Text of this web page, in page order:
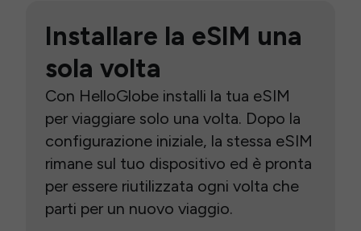
Installare la eSIM una
sola volta
Con HelloGlobe installi la tua eSIM
per viaggiare solo una volta. Dopo la
configurazione iniziale, la stessa eSIM
rimane sul tuo dispositivo ed è pronta
per essere riutilizzata ogni volta che
parti per un nuovo viaggio.